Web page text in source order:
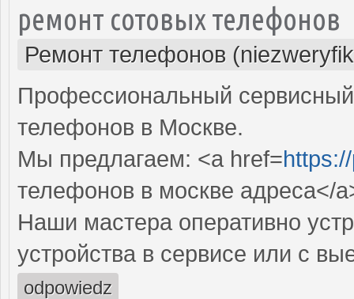
ремонт сотовых телефонов
Ремонт телефонов
Профессиональный
телефонов в Москве.
Мы предлагаем: <a href=
телефонов в москве адреса</
Наши мастера оперативно
устройства в сервисе или с
odpowiedz